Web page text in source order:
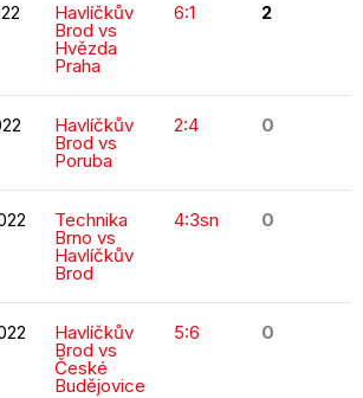
Havlíčkův
Brod vs
Hvězda
Praha
6:1 2
Havlíčkův
Brod vs
Poruba
2:4 0
Technika
Brno vs
Havlíčkův
Brod
4:3sn 0
Havlíčkův
Brod vs
České
Budějovice
5:6 0